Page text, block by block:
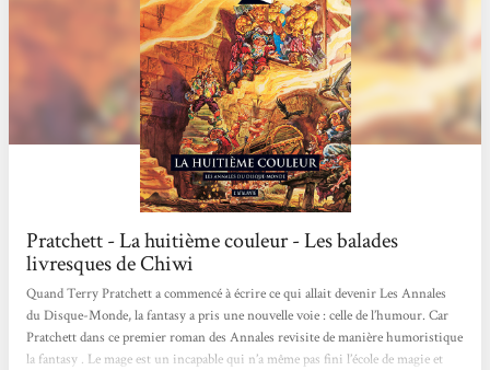
Pratchett - La huitième couleur - Les balades
livresques de Chiwi
Quand Terry Pratchett a commencé à écrire ce qui allait devenir Les Annales
du Disque-Monde, la fantasy a pris une nouvelle voie : celle de l’humour. Car
Pratchett dans ce premier roman des Annales revisite de manière humoristique
la fantasy . Le mage est un incapable qui n’a même pas fini l’école de magie et